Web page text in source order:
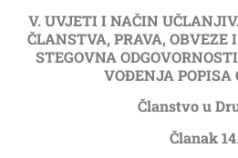
V. UVJETI I NAČIN
ČLANSTVA, PRAVA, OBVEZE
STEGOVNA
VOĐENJA POPISA
Članstvo u
Članak